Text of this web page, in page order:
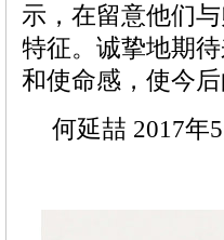
示，在留意他们
特征。诚挚地期
和使命感，使今后
何延喆 2017年